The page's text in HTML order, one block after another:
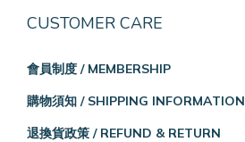
CUSTOMER CARE
會員制度 / MEMBERSHIP
購物須知 / SHIPPING INFORMATION
退換貨政策 / REFUND & RETURN